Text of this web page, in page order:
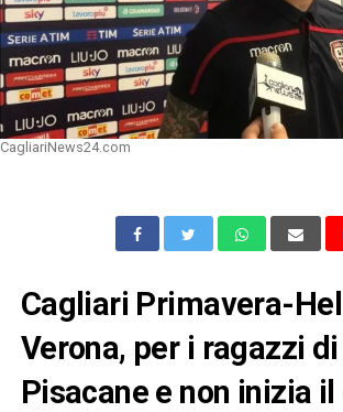
CagliariNews24.com
Cagliari Primavera-
Verona, per i ragazzi di
Pisacane e non inizia